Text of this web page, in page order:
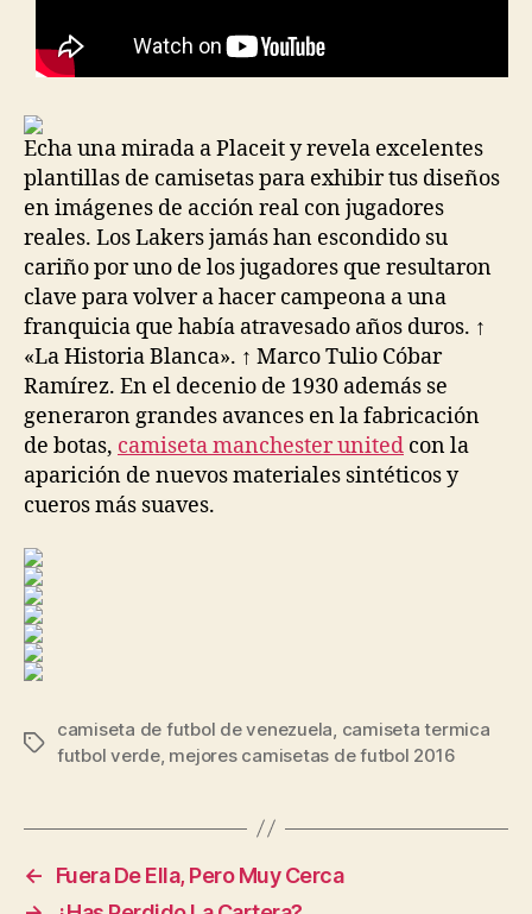
Echa una mirada a Placeit y revela excelentes
plantillas de camisetas para exhibir tus diseños
en imágenes de acción real con jugadores
reales. Los Lakers jamás han escondido su
cariño por uno de los jugadores que resultaron
clave para volver a hacer campeona a una
franquicia que había atravesado años duros. ↑
«La Historia Blanca». ↑ Marco Tulio Cóbar
Ramírez. En el decenio de 1930 además se
generaron grandes avances en la fabricación
de botas, camiseta manchester united con la
aparición de nuevos materiales sintéticos y
cueros más suaves.
Etiquetas
camiseta de futbol de venezuela camiseta termica
futbol verde, mejores camisetas de futbol 2016
←
Fuera De Ella, Pero Muy Cerca